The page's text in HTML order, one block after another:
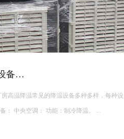
是夏季降温的重难点。生产设备持续散
间，工人作业燥热难耐，设备长期高温运